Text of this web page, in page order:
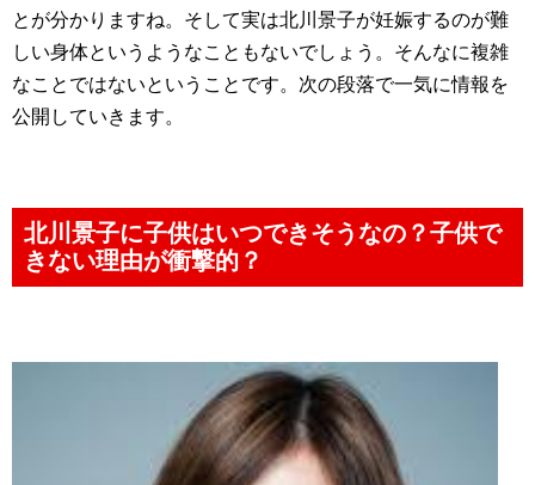
とが分かりますね。そして実は北川景子が妊娠するのが難
しい身体というようなこともないでしょう。そんなに複雑
なことではないということです。次の段落で一気に情報を
公開していきます。
北川景子に子供はいつできそうなの？子供で
きない理由が衝撃的？